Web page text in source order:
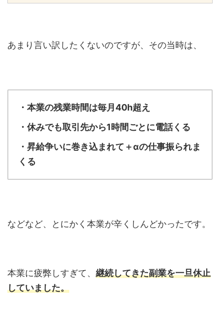
あまり言い訳したくないのですが、その当時は、
・本業の残業時間は毎月40h超え
・休みでも取引先から1時間ごとに電話くる
・昇給争いに巻き込まれて＋αの仕事振られま
くる
などなど、とにかく本業が辛くしんどかったです。
本業に疲弊しすぎて、 継続してきた副業を一旦休止
していました。